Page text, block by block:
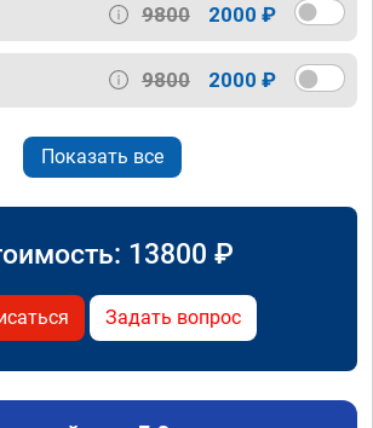
9800 2000 ₽
9800 2000 ₽
Показать все
13800 ₽
Задать вопрос